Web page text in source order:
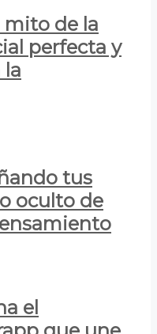
mito de la
perfecta y
la
tus
oculto de
el